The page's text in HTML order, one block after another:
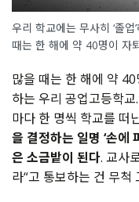
우리 학교에는 무사히 ‘졸
때는 한 해에 약 40명이
많을 때는 한 해에 약
하는 우리 공업고등학
마다 한 명씩 학교를 떠
을 결정하는 일명 ‘손에
은 소금밭이 된다. 교사
라“고 통보하는 건 무척